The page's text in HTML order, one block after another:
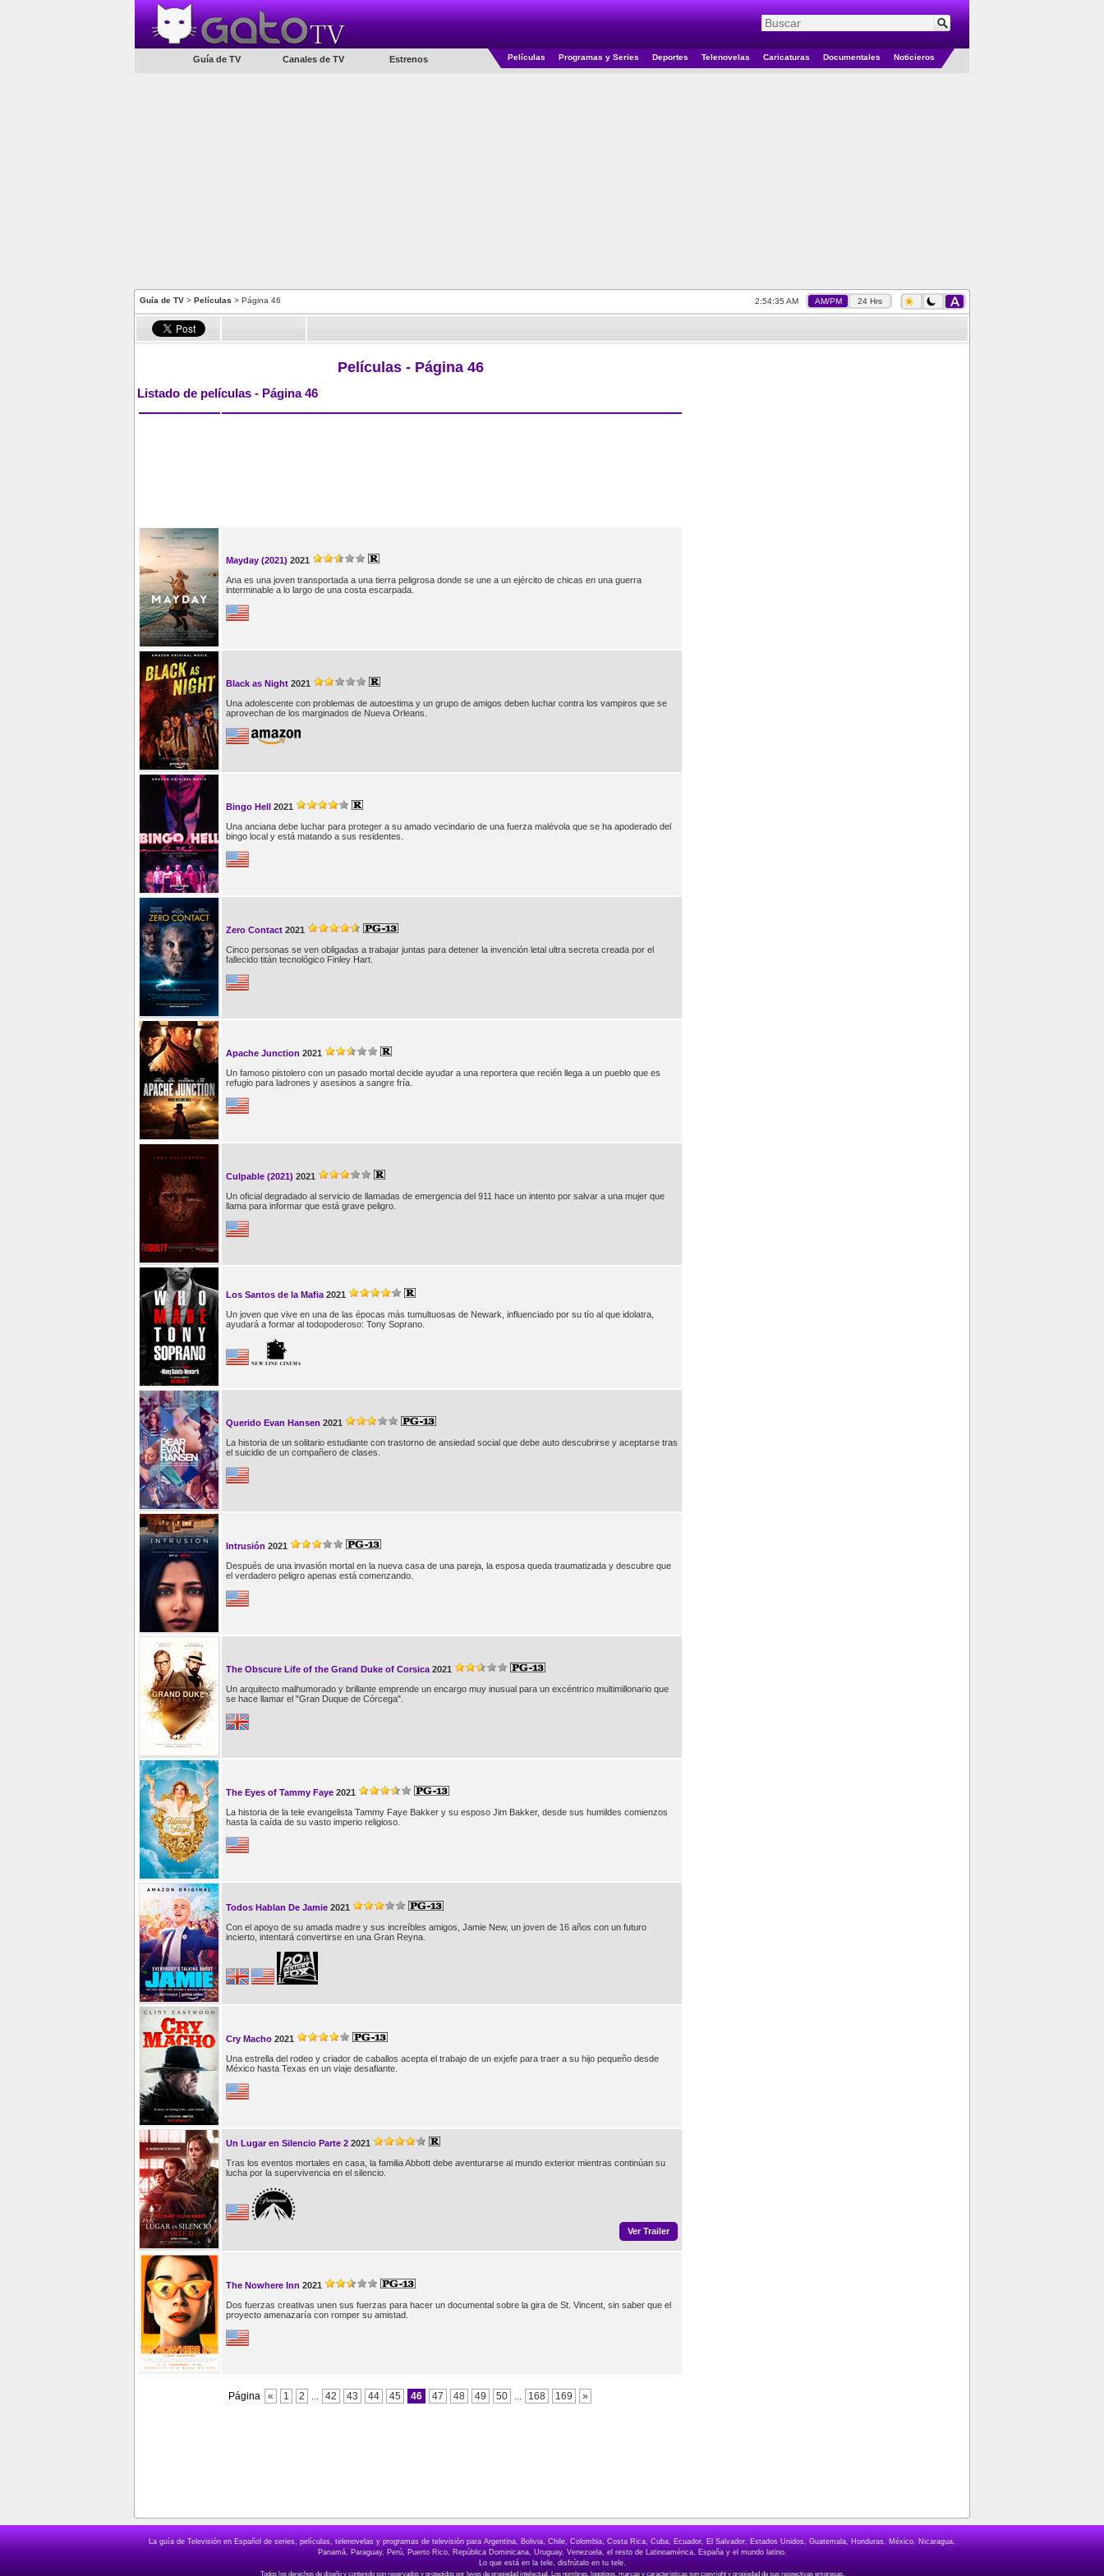
Guía de TV Canales de TV Estrenos Películas Programas y Series Deportes Telenovelas Caricaturas Documentales Noticieros
Guía de TV > Películas > Página 46 2:54:36 AM AM/PM 24 Hrs
Películas - Página 46
Listado de películas - Página 46
Mayday (2021) 2021
Ana es una joven transportada a una tierra peligrosa donde se une a un ejército de chicas en una guerra
interminable a lo largo de una costa escarpada.
Black as Night 2021
Una adolescente con problemas de autoestima y un grupo de amigos deben luchar contra los vampiros que se
aprovechan de los marginados de Nueva Orleans.
Bingo Hell 2021
Una anciana debe luchar para proteger a su amado vecindario de una fuerza malévola que se ha apoderado del
bingo local y está matando a sus residentes.
Zero Contact 2021
Cinco personas se ven obligadas a trabajar juntas para detener la invención letal ultra secreta creada por el
fallecido titán tecnológico Finley Hart.
Apache Junction 2021
Un famoso pistolero con un pasado mortal decide ayudar a una reportera que recién llega a un pueblo que es
refugio para ladrones y asesinos a sangre fría.
Culpable (2021) 2021
Un oficial degradado al servicio de llamadas de emergencia del 911 hace un intento por salvar a una mujer que
llama para informar que está grave peligro.
Los Santos de la Mafia 2021
Un joven que vive en una de las épocas más tumultuosas de Newark, influenciado por su tío al que idolatra,
ayudará a formar al todopoderoso: Tony Soprano.
Querido Evan Hansen 2021
La historia de un solitario estudiante con trastorno de ansiedad social que debe auto descubrirse y aceptarse tras
el suicidio de un compañero de clases.
Intrusión 2021
Después de una invasión mortal en la nueva casa de una pareja, la esposa queda traumatizada y descubre que
el verdadero peligro apenas está comenzando.
The Obscure Life of the Grand Duke of Corsica 2021
Un arquitecto malhumorado y brillante emprende un encargo muy inusual para un excéntrico multimillonario que
se hace llamar el "Gran Duque de Córcega".
The Eyes of Tammy Faye 2021
La historia de la tele evangelista Tammy Faye Bakker y su esposo Jim Bakker, desde sus humildes comienzos
hasta la caída de su vasto imperio religioso.
Todos Hablan De Jamie 2021
Con el apoyo de su amada madre y sus increíbles amigos, Jamie New, un joven de 16 años con un futuro
incierto, intentará convertirse en una Gran Reyna.
Cry Macho 2021
Una estrella del rodeo y criador de caballos acepta el trabajo de un exjefe para traer a su hijo pequeño desde
México hasta Texas en un viaje desafiante.
Un Lugar en Silencio Parte 2 2021
Tras los eventos mortales en casa, la familia Abbott debe aventurarse al mundo exterior mientras continúan su
lucha por la supervivencia en el silencio.
Ver Trailer
The Nowhere Inn 2021
Dos fuerzas creativas unen sus fuerzas para hacer un documental sobre la gira de St. Vincent, sin saber que el
proyecto amenazaría con romper su amistad.
Página « 1 2 ... 42 43 44 45 46 47 48 49 50 ... 168 169 »
La guía de Televisión en Español de series, películas, telenovelas y programas de televisión para Argentina, Bolivia, Chile, Colombia, Costa Rica, Cuba, Ecuador, El Salvador, Estados Unidos, Guatemala, Honduras, México, Nicaragua,
Panamá, Paraguay, Perú, Puerto Rico, República Dominicana, Uruguay, Venezuela, el resto de Latinoamérica, España y el mundo latino.
Lo que está en la tele, disfrútalo en tu tele.